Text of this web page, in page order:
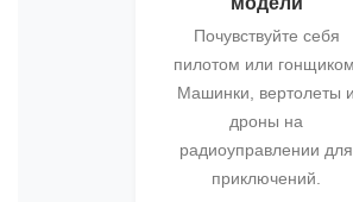
Почувствуйте себя
пилотом или
Машинки, вертолеты и
дроны на
радиоуправлении для
приключений.